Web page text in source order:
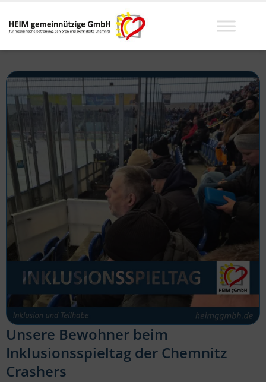
Unsere Bewohner beim
Inklusionsspieltag der Chemnitz
Crashers